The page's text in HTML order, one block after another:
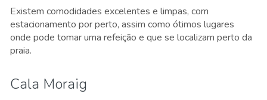
Existem comodidades excelentes e limpas, com
estacionamento por perto, assim como ótimos lugares
onde pode tomar uma refeição e que se localizam perto da
praia.
Cala Moraig